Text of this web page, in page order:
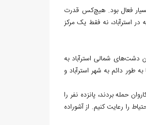
بسیار فعال بود. هیچ‌کس قدرت
استرآباد، نه فقط یک مرکز
دشت‌های شمالی استرآباد به
دائم به شهر استرآباد و
شهر به کاروان حمله بردند، پانزده نفر را
را رعایت کنیم. از آشوراده